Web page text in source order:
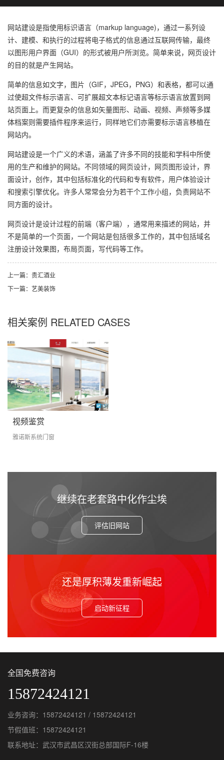
网站建设是指使用标识语言（markup language)，通过一系列设
计、建模、和执行的过程将电子格式的信息通过互联网传输，最终
以图形用户界面（GUI）的形式被用户所浏览。简单来说，网页设计
的目的就是产生网站。
简单的信息如文字，图片（GIF，JPEG，PNG）和表格，都可以通
过使超文件标示语言、可扩展超文本标记语言等标示语言放置到网
站页面上。而更复杂的信息如矢量图形、动画、视频、声频等多媒
体档案则需要插件程序来运行，同样地它们亦需要标示语言移植在
网站内。
网站建设是一个广义的术语，涵盖了许多不同的技能和学科中所使
用的生产和维护的网站。不同领域的网页设计，网页图形设计，界
面设计，创作，其中包括标准化的代码和专有软件，用户体验设计
和搜索引擎优化。许多人常常会分为若干个工作小组，负责网站不
同方面的设计。
网页设计是设计过程的前端（客户端），通常用来描述的网站，并
不是简单的一个页面，一个网站是包括很多工作的，其中包括域名
注册设计效果图，布局页面，写代码等工作。
上一篇：贵汇酒业
下一篇：艺美装饰
相关案例 RELATED CASES
视频鉴赏
雅诺斯系统门窗
继续在老套路中化作尘埃
评估旧网站
还是厚积薄发重新崛起
启动新征程
全国免费咨询
15872424121
业务咨询：15872424121 / 15872424121
节假值班：15872424121
联系地址：武汉市武昌区汉街总部国际F-16楼